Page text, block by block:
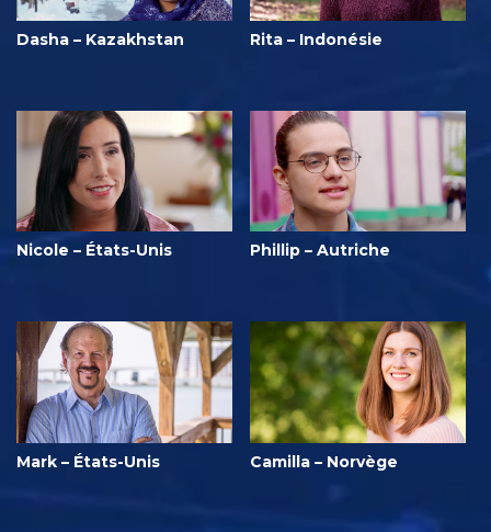
Dasha – Kazakhstan Rita – Indonésie
Nicole – États-Unis Phillip – Autriche
Mark – États-Unis Camilla – Norvège